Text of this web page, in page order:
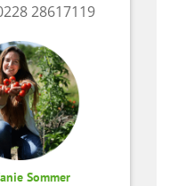
28617119
Sommer